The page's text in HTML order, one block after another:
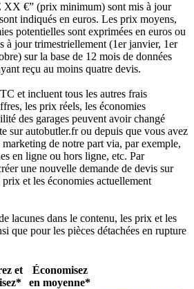
€” (prix minimum) sont mis à jour
indiqués en euros. Les prix moyens,
potentielles sont exprimées en euros ou
à jour trimestriellement (1er janvier, 1er
sur la base de 12 mois de données
reçu au moins quatre devis.
et incluent tous les autres frais
les prix réels, les économies
des garages peuvent avoir changé
sur autobutler.fr ou depuis que vous avez
de notre part via, par exemple,
en ligne ou hors ligne, etc. Par
une nouvelle demande de devis sur
et les économies actuellement
lacunes dans le contenu, les prix et les
que pour les pièces détachées en rupture
et
Économisez
en moyenne*